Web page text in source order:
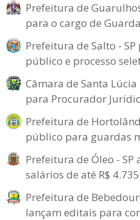
Prefeitura de
para o cargo de
Prefeitura de Salto -
público e processo
Câmara de Santa
para Procurador
Prefeitura de
público para guardas
Prefeitura de Óleo -
salários de até R$
Prefeitura de
lançam editais para